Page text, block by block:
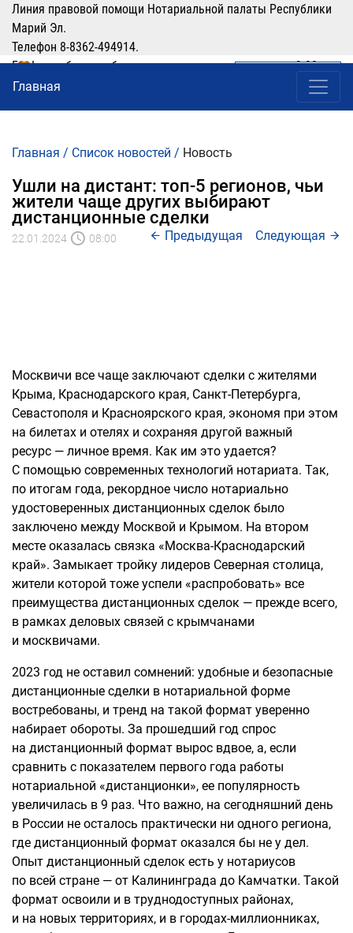
Линия правовой помощи Нотариальной палаты Республики
Марий Эл.
Телефон 8-8362-494914.
График работы: рабочие дни понедельник-четверг с 9:00 по
16:00, перерыв 12:00-13:00
ЛИЧНЫЙ КАБИНЕТ
Главная
Главная / Список новостей / Новость
Ушли на дистант: топ-5 регионов, чьи
жители чаще других выбирают
дистанционные сделки
22.01.2024 08:00 Следующая
Предыдущая
Москвичи все чаще заключают сделки с жителями
Крыма, Краснодарского края, Санкт-Петербурга,
Севастополя и Красноярского края, экономя при этом
на билетах и отелях и сохраняя другой важный
ресурс — личное время. Как им это удается?
С помощью современных технологий нотариата. Так,
по итогам года, рекордное число нотариально
удостоверенных дистанционных сделок было
заключено между Москвой и Крымом. На втором
месте оказалась связка «Москва-Краснодарский
край». Замыкает тройку лидеров Северная столица,
жители которой тоже успели «распробовать» все
преимущества дистанционных сделок — прежде всего,
в рамках деловых связей с крымчанами
и москвичами.
2023 год не оставил сомнений: удобные и безопасные
дистанционные сделки в нотариальной форме
востребованы, и тренд на такой формат уверенно
набирает обороты. За прошедший год спрос
на дистанционный формат вырос вдвое, а, если
сравнить с показателем первого года работы
нотариальной «дистанционки», ее популярность
увеличилась в 9 раз. Что важно, на сегодняшний день
в России не осталось практически ни одного региона,
где дистанционный формат оказался бы не у дел.
Опыт дистанционный сделок есть у нотариусов
по всей стране — от Калининграда до Камчатки. Такой
формат освоили и в труднодоступных районах,
и на новых территориях, и в городах-миллионниках,